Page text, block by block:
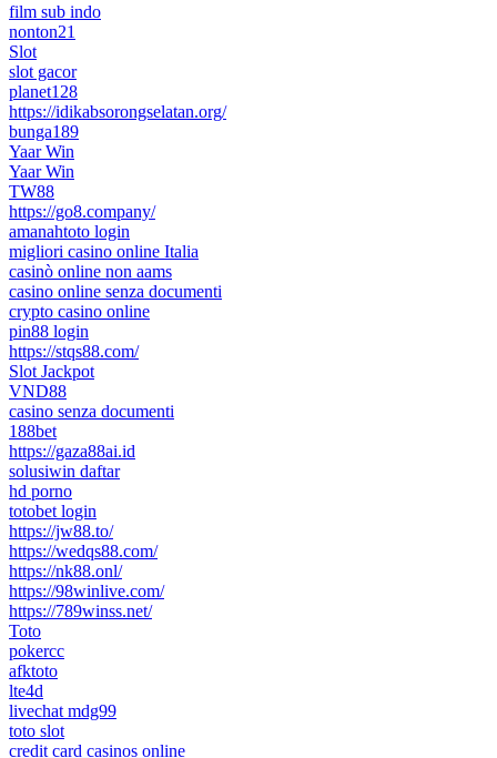
film sub indo
nonton21
Slot
slot gacor
planet128
https://idikabsorongselatan.org/
bunga189
Yaar Win
Yaar Win
TW88
https://go8.company/
amanahtoto login
migliori casino online Italia
casinò online non aams
casino online senza documenti
crypto casino online
pin88 login
https://stqs88.com/
Slot Jackpot
VND88
casino senza documenti
188bet
https://gaza88ai.id
solusiwin daftar
hd porno
totobet login
https://jw88.to/
https://wedqs88.com/
https://nk88.onl/
https://98winlive.com/
https://789winss.net/
Toto
pokercc
afktoto
lte4d
livechat mdg99
toto slot
credit card casinos online